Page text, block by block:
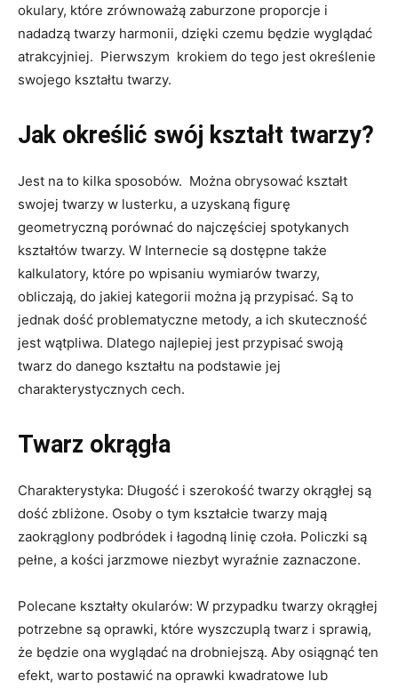
okulary, które zrównoważą zaburzone proporcje i
nadadzą twarzy harmonii, dzięki czemu będzie wyglądać
atrakcyjniej. Pierwszym krokiem do tego jest określenie
swojego kształtu twarzy.
Jak określić swój kształt twarzy?
Jest na to kilka sposobów. Można obrysować kształt
swojej twarzy w lusterku, a uzyskaną figurę
geometryczną porównać do najczęściej spotykanych
kształtów twarzy. W Internecie są dostępne także
kalkulatory, które po wpisaniu wymiarów twarzy,
obliczają, do jakiej kategorii można ją przypisać. Są to
jednak dość problematyczne metody, a ich skuteczność
jest wątpliwa. Dlatego najlepiej jest przypisać swoją
twarz do danego kształtu na podstawie jej
charakterystycznych cech.
Twarz okrągła
Charakterystyka: Długość i szerokość twarzy okrągłej są
dość zbliżone. Osoby o tym kształcie twarzy mają
zaokrąglony podbródek i łagodną linię czoła. Policzki są
pełne, a kości jarzmowe niezbyt wyraźnie zaznaczone.
Polecane kształty okularów: W przypadku twarzy okrągłej
potrzebne są oprawki, które wyszczuplą twarz i sprawią,
że będzie ona wyglądać na drobniejszą. Aby osiągnąć ten
efekt, warto postawić na oprawki kwadratowe lub